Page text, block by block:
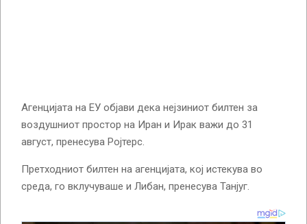
Агенцијата на ЕУ објави дека нејзиниот билтен за
воздушниот простор на Иран и Ирак важи до 31
август, пренесува Ројтерс.
Претходниот билтен на агенцијата, кој истекува во
среда, го вклучуваше и Либан, пренесува Танјуг.